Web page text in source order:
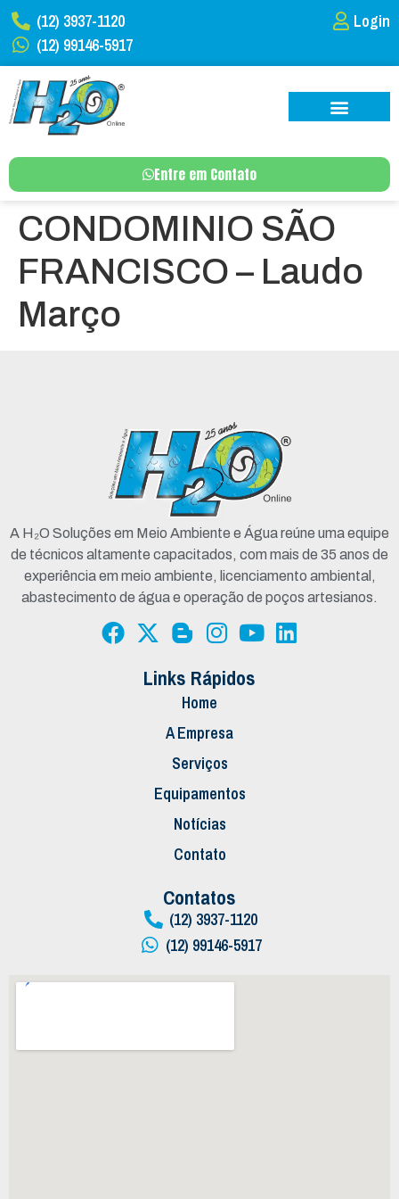
(12) 3937-1120
(12) 99146-5917
Login
Entre em Contato
CONDOMINIO SÃO
FRANCISCO – Laudo
Março
A H₂O Soluções em Meio Ambiente e Água reúne uma equipe
de técnicos altamente capacitados, com mais de 35 anos de
experiência em meio ambiente, licenciamento ambiental,
abastecimento de água e operação de poços artesianos.
Links Rápidos
Home
A Empresa
Serviços
Equipamentos
Notícias
Contato
Contatos
(12) 3937-1120
(12) 99146-5917